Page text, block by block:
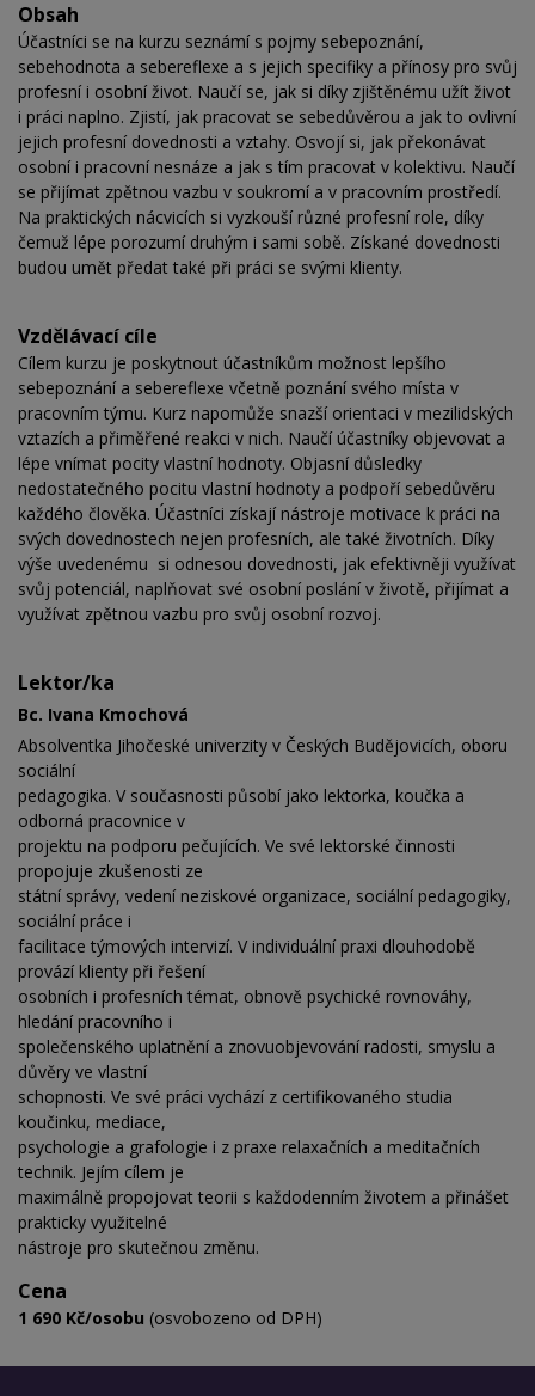
Obsah
Účastníci se na kurzu seznámí s pojmy sebepoznání,
sebehodnota a sebereflexe a s jejich specifiky a přínosy pro svůj
profesní i osobní život. Naučí se, jak si díky zjištěnému užít život
i práci naplno. Zjistí, jak pracovat se sebedůvěrou a jak to ovlivní
jejich profesní dovednosti a vztahy. Osvojí si, jak překonávat
osobní i pracovní nesnáze a jak s tím pracovat v kolektivu. Naučí
se přijímat zpětnou vazbu v soukromí a v pracovním prostředí.
Na praktických nácvicích si vyzkouší různé profesní role, díky
čemuž lépe porozumí druhým i sami sobě. Získané dovednosti
budou umět předat také při práci se svými klienty.
Vzdělávací cíle
Cílem kurzu je poskytnout účastníkům možnost lepšího
sebepoznání a sebereflexe včetně poznání svého místa v
pracovním týmu. Kurz napomůže snazší orientaci v mezilidských
vztazích a přiměřené reakci v nich. Naučí účastníky objevovat a
lépe vnímat pocity vlastní hodnoty. Objasní důsledky
nedostatečného pocitu vlastní hodnoty a podpoří sebedůvěru
každého člověka. Účastníci získají nástroje motivace k práci na
svých dovednostech nejen profesních, ale také životních. Díky
výše uvedenému si odnesou dovednosti, jak efektivněji využívat
svůj potenciál, naplňovat své osobní poslání v životě, přijímat a
využívat zpětnou vazbu pro svůj osobní rozvoj.
Lektor/ka
Bc. Ivana Kmochová
Absolventka Jihočeské univerzity v Českých Budějovicích, oboru
sociální
pedagogika. V současnosti působí jako lektorka, koučka a
odborná pracovnice v
projektu na podporu pečujících. Ve své lektorské činnosti
propojuje zkušenosti ze
státní správy, vedení neziskové organizace, sociální pedagogiky,
sociální práce i
facilitace týmových intervizí. V individuální praxi dlouhodobě
provází klienty při řešení
osobních i profesních témat, obnově psychické rovnováhy,
hledání pracovního i
společenského uplatnění a znovuobjevování radosti, smyslu a
důvěry ve vlastní
schopnosti. Ve své práci vychází z certifikovaného studia
koučinku, mediace,
psychologie a grafologie i z praxe relaxačních a meditačních
technik. Jejím cílem je
maximálně propojovat teorii s každodenním životem a přinášet
prakticky využitelné
nástroje pro skutečnou změnu.
Cena
1 690 Kč/osobu (osvobozeno od DPH)